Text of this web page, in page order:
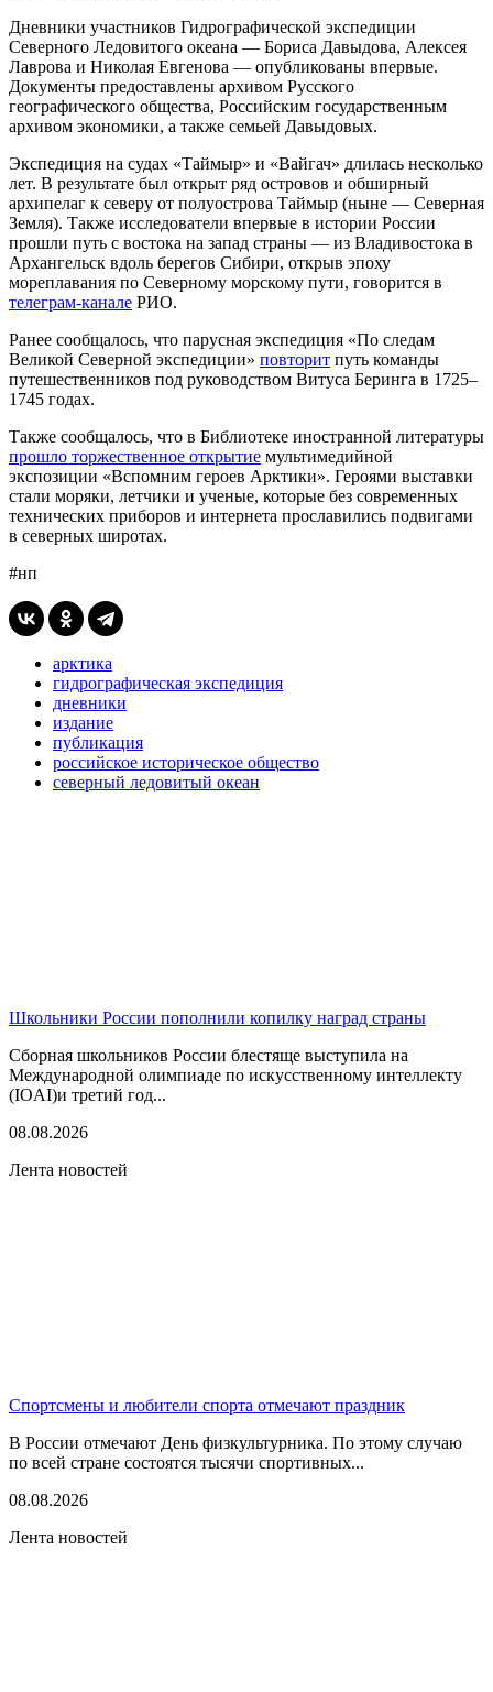
Дневники участников Гидрографической экспедиции
Северного Ледовитого океана — Бориса Давыдова, Алексея
Лаврова и Николая Евгенова — опубликованы впервые.
Документы предоставлены архивом Русского
географического общества, Российским государственным
архивом экономики, а также семьей Давыдовых.
Экспедиция на судах «Таймыр» и «Вайгач» длилась несколько
лет. В результате был открыт ряд островов и обширный
архипелаг к северу от полуострова Таймыр (ныне — Северная
Земля). Также исследователи впервые в истории России
прошли путь с востока на запад страны — из Владивостока в
Архангельск вдоль берегов Сибири, открыв эпоху
мореплавания по Северному морскому пути, говорится в
телеграм-канале РИО.
Ранее сообщалось, что парусная экспедиция «По следам
Великой Северной экспедиции» повторит путь команды
путешественников под руководством Витуса Беринга в 1725–
1745 годах.
Также сообщалось, что в Библиотеке иностранной литературы
прошло торжественное открытие мультимедийной
экспозиции «Вспомним героев Арктики». Героями выставки
стали моряки, летчики и ученые, которые без современных
технических приборов и интернета прославились подвигами
в северных широтах.
#нп
арктика
гидрографическая экспедиция
дневники
издание
публикация
российское историческое общество
северный ледовитый океан
Школьники России пополнили копилку наград страны
Сборная школьников России блестяще выступила на
Международной олимпиаде по искусственному интеллекту
(IOAI)и третий год...
08.08.2026
Лента новостей
Спортсмены и любители спорта отмечают праздник
В России отмечают День физкультурника. По этому случаю
по всей стране состоятся тысячи спортивных...
08.08.2026
Лента новостей